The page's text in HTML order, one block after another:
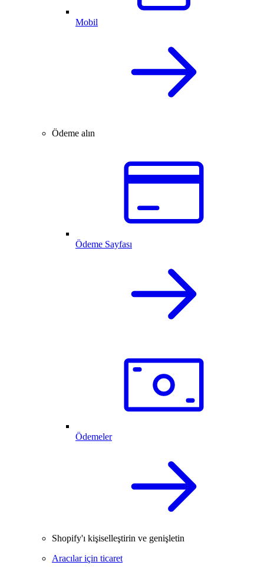
Mobil
Ödeme alın
Ödeme Sayfası
Ödemeler
Shopify'ı kişiselleştirin ve genişletin
Aracılar için ticaret